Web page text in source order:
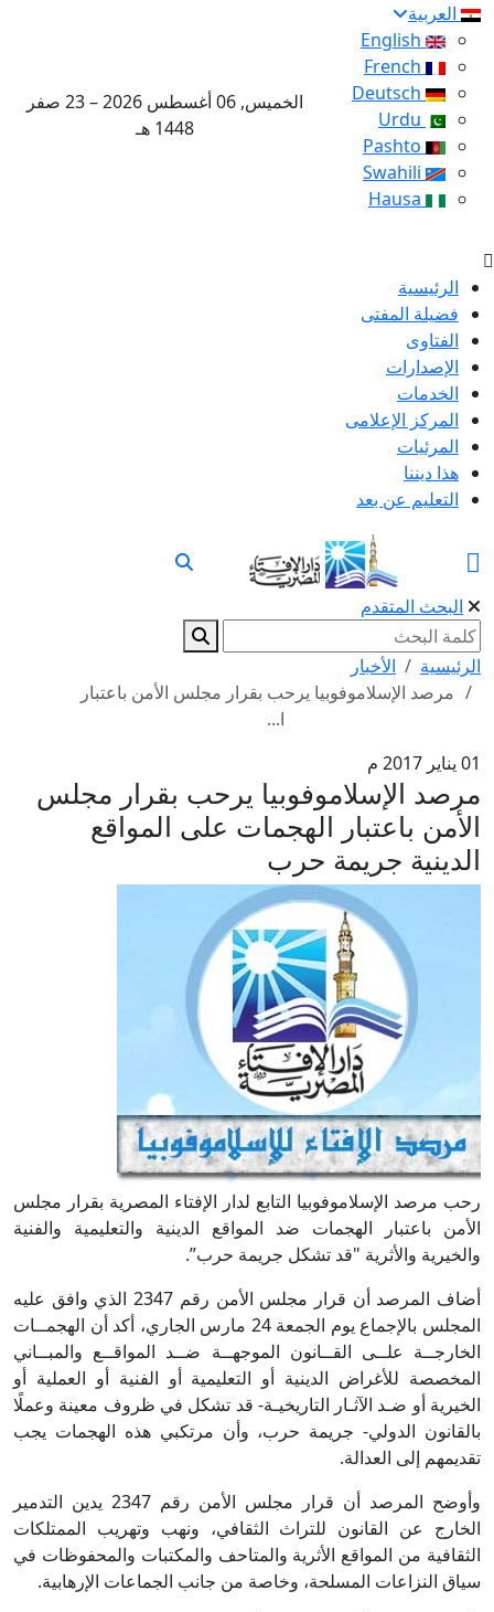
العربية
الخميس, 06 أغسطس 2026 – 23 صفر
1448 هـ
الرئيسية
فضيلة المفتى
الفتاوى
الإصدارات
الخدمات
المركز الإعلامى
المرئيات
هذا ديننا
التعليم عن بعد
البحث المتقدم
الرئيسية
الأخبار
مرصد الإسلاموفوبيا يرحب بقرار مجلس الأمن باعتبار
ا...
01 يناير 2017 م
مرصد الإسلاموفوبيا يرحب بقرار مجلس
الأمن باعتبار الهجمات على المواقع
الدينية جريمة حرب
رحب مرصد الإسلاموفوبيا التابع لدار الإفتاء المصرية بقرار مجلس
الأمن باعتبار الهجمات ضد المواقع الدينية والتعليمية والفنية
والخيرية والأثرية "قد تشكل جريمة حرب”.
أضاف المرصد أن قرار مجلس الأمن رقم 2347 الذي وافق عليه
المجلس بالإجماع يوم الجمعة 24 مارس الجاري، أكد أن الهجمــات
الخارجــة علــى القــانون الموجهــة ضــد المواقــع والمبــاني
المخصصة للأغراض الدينية أو التعليمية أو الفنية أو العملية أو
الخيرية أو ضـد الآثـار التاريخيـة- قد تشكل في ظروف معينة وعملًا
بالقانون الدولي- جريمة حرب، وأن مرتكبي هذه الهجمات يجب
تقديمهم إلى العدالة.
وأوضح المرصد أن قرار مجلس الأمن رقم 2347 يدين التدمير
الخارج عن القانون للتراث الثقافي، ونهب وتهريب الممتلكات
الثقافية من المواقع الأثرية والمتاحف والمكتبات والمحفوظات في
سياق النزاعات المسلحة، وخاصة من جانب الجماعات الإرهابية.